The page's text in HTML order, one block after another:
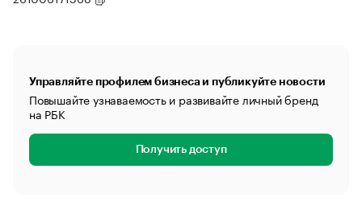
Управляйте профилем бизнеса и публикуйте новости
Повышайте узнаваемость и развивайте личный бренд
на РБК
Получить доступ